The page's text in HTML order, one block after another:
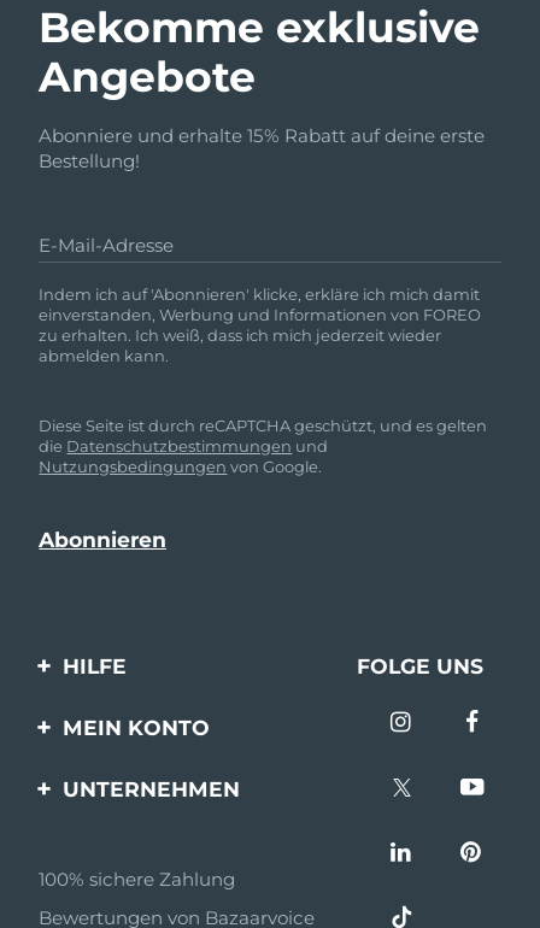
Bekomme exklusive
Angebote
Abonniere und erhalte 15% Rabatt auf deine erste
Bestellung!
E-Mail-Adresse
Indem ich auf 'Abonnieren' klicke, erkläre ich mich damit
einverstanden, Werbung und Informationen von FOREO
zu erhalten. Ich weiß, dass ich mich jederzeit wieder
abmelden kann.
Diese Seite ist durch reCAPTCHA geschützt, und es gelten
die Datenschutzbestimmungen und
Nutzungsbedingungen von Google.
HILFE
Kontaktiere uns
FOLGE UNS
MEIN KONTO
UNTERNEHMEN
Partnerprogramm
100% sichere Zahlung
Bewertungen von Bazaarvoice